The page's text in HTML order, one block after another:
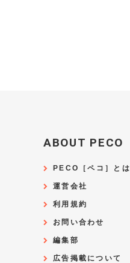
ABOUT PECO
PECO［ペコ］とは
運営会社
利用規約
お問い合わせ
編集部
広告掲載について